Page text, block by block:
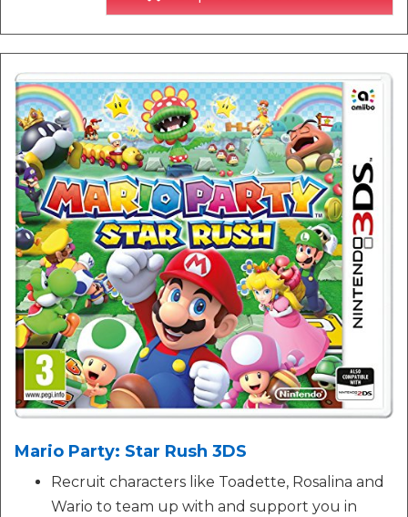
Mario Party: Star Rush 3DS
Recruit characters like Toadette, Rosalina and
Wario to team up with and support you in